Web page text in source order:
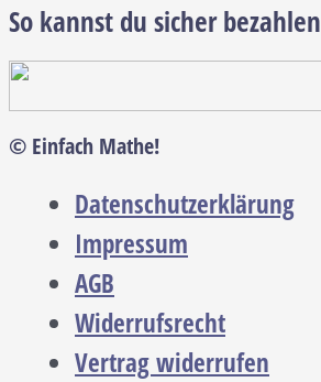
So kannst du sicher bezahlen
© Einfach Mathe!
Datenschutzerklärung
Impressum
AGB
Widerrufsrecht
Vertrag widerrufen